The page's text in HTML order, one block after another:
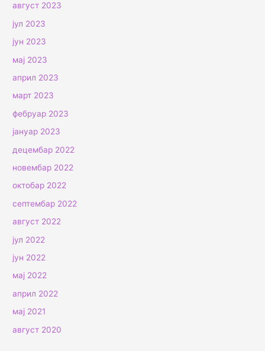
август 2023
јул 2023
јун 2023
мај 2023
април 2023
март 2023
фебруар 2023
јануар 2023
децембар 2022
новембар 2022
октобар 2022
септембар 2022
август 2022
јул 2022
јун 2022
мај 2022
април 2022
мај 2021
август 2020